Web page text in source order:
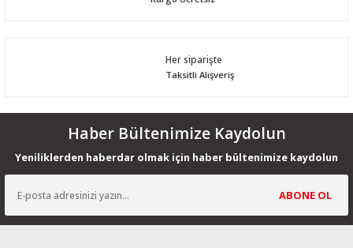
Her siparişte
Taksitli Alışveriş
Haber Bültenimize Kaydolun
Yeniliklerden haberdar olmak için haber bültenimize kaydolun
ABONE OL